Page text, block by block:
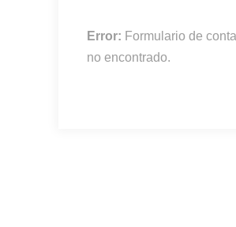
Error: Formulario de
no encontrado.